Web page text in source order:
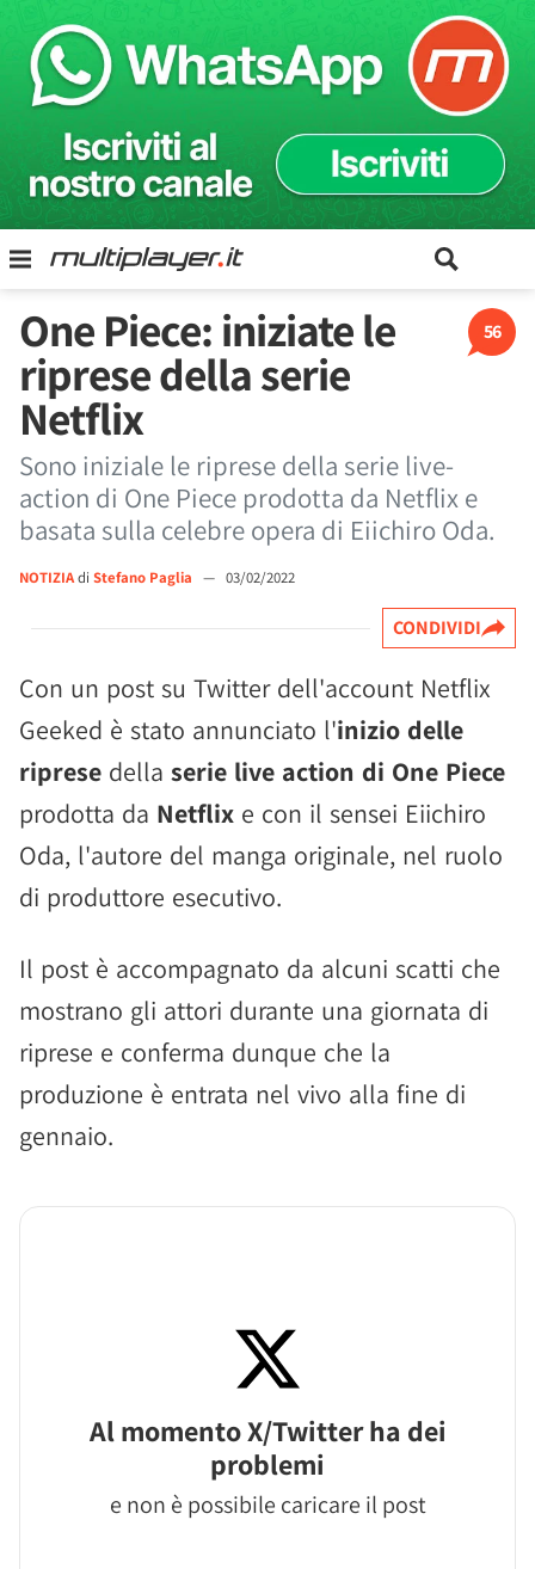
56
One Piece: iniziate le
riprese della serie
Netflix
Sono iniziale le riprese della serie live-
action di One Piece prodotta da Netflix e
basata sulla celebre opera di Eiichiro Oda.
NOTIZIAdi Stefano Paglia — 03/02/2022
CONDIVIDI
Con un post su Twitter dell'account Netflix
Geeked è stato annunciato l'inizio delle
riprese della serie live action di One Piece
prodotta da Netflix e con il sensei Eiichiro
Oda, l'autore del manga originale, nel ruolo
di produttore esecutivo.
Il post è accompagnato da alcuni scatti che
mostrano gli attori durante una giornata di
riprese e conferma dunque che la
produzione è entrata nel vivo alla fine di
gennaio.
Al momento X/Twitter ha dei
problemi
e non è possibile caricare il post